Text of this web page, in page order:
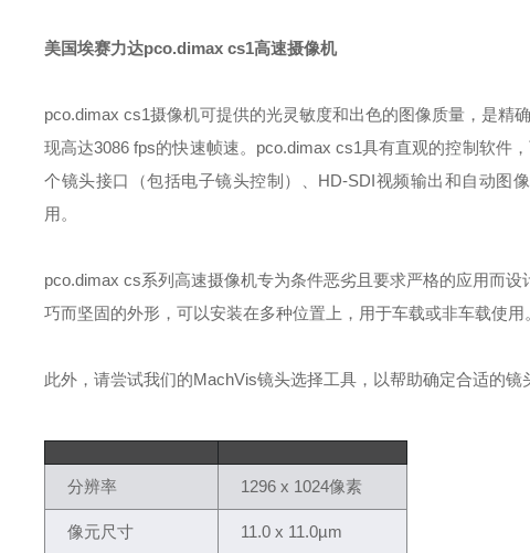
美国埃赛力达pco.dimax cs1高速摄像机
pco.dimax cs1摄像机可提供的光灵敏度和出色的图像质量，是精
现高达3086 fps的快速帧速。pco.dimax cs1具有直观的控制软件
个镜头接口（包括电子镜头控制）、HD-SDI视频输出和自动图
用。
pco.dimax cs系列高速摄像机专为条件恶劣且要求严格的应用而
巧而坚固的外形，可以安装在多种位置上，用于车载或非车载使用
此外，请尝试我们的MachVis镜头选择工具，以帮助确定合适的
分辨率 1296 x 1024像素
像元尺寸 11.0 x 11.0µm